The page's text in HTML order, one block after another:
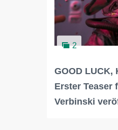
2
GOOD LUCK,
Erster Teaser
Verbinski